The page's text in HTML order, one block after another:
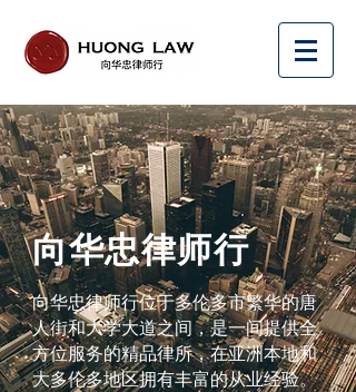
​向华忠律师行
向华忠律师行位于多伦多市繁华的唐
人街和大学大道之间，是一间提供全
方位服务的精品律所，在亚洲本地和
大多伦多地区拥有丰富的从业经验。